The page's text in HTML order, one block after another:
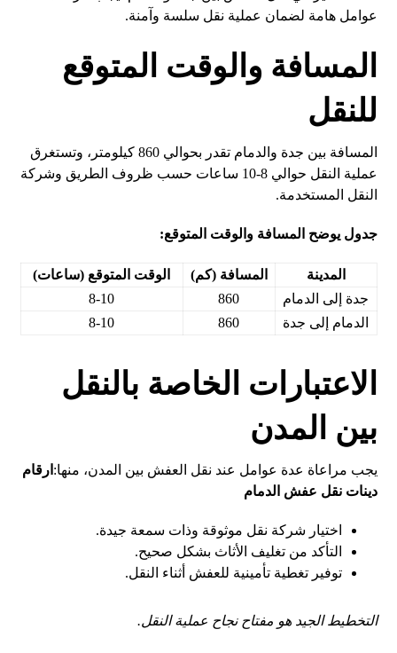
عوامل هامة لضمان عملية نقل سلسة وآمنة.
المسافة والوقت المتوقع
للنقل
المسافة بين جدة والدمام تقدر بحوالي 860 كيلومتر، وتستغرق
عملية النقل حوالي 8-10 ساعات حسب ظروف الطريق وشركة
النقل المستخدمة.
جدول يوضح المسافة والوقت المتوقع:
المدينة المسافة (كم)
الوقت المتوقع (ساعات)
جدة إلى الدمام
860
8-10
الدمام إلى جدة
860
8-10
الاعتبارات الخاصة بالنقل
بين المدن
يجب مراعاة عدة عوامل عند نقل العفش بين المدن، منها: ارقام
دينات نقل عفش الدمام
اختيار شركة نقل موثوقة وذات سمعة جيدة.
التأكد من تغليف الأثاث بشكل صحيح.
توفير تغطية تأمينية للعفش أثناء النقل.
التخطيط الجيد هو مفتاح نجاح عملية النقل.